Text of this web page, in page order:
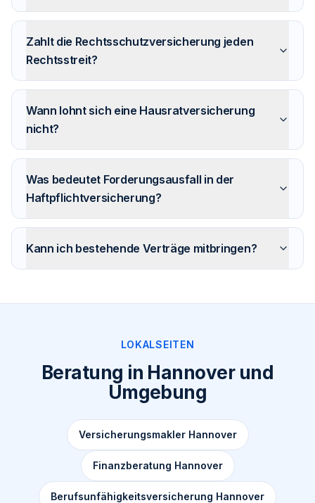
Zahlt die Rechtsschutzversicherung jeden
Rechtsstreit?
Wann lohnt sich eine Hausratversicherung
nicht?
Was bedeutet Forderungsausfall in der
Haftpflichtversicherung?
Kann ich bestehende Verträge mitbringen?
LOKALSEITEN
Beratung in Hannover und
Umgebung
Versicherungsmakler Hannover
Finanzberatung Hannover
Berufsunfähigkeitsversicherung Hannover